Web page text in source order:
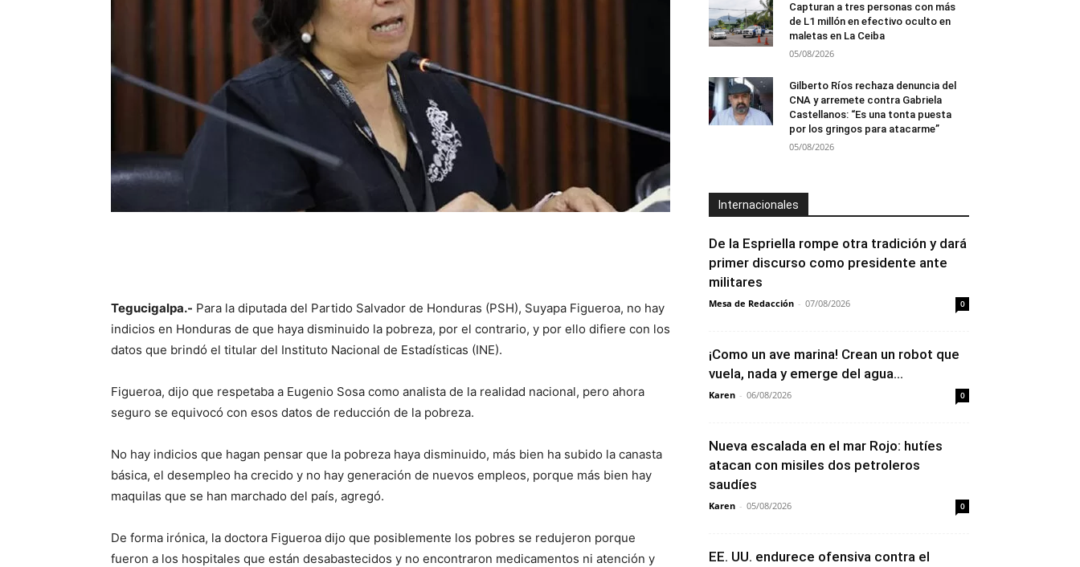
Tegucigalpa.- Para la diputada del Partido Salvador de Honduras (PSH), Suyapa Figueroa, no hay
indicios en Honduras de que haya disminuido la pobreza, por el contrario, y por ello difiere con los
datos que brindó el titular del Instituto Nacional de Estadísticas (INE).
Figueroa, dijo que respetaba a Eugenio Sosa como analista de la realidad nacional, pero ahora
seguro se equivocó con esos datos de reducción de la pobreza.
No hay indicios que hagan pensar que la pobreza haya disminuido, más bien ha subido la canasta
básica, el desempleo ha crecido y no hay generación de nuevos empleos, porque más bien hay
maquilas que se han marchado del país, agregó.
De forma irónica, la doctora Figueroa dijo que posiblemente los pobres se redujeron porque
fueron a los hospitales que están desabastecidos y no encontraron medicamentos ni atención y
Capturan a tres personas con más
de L1 millón en efectivo oculto en
maletas en La Ceiba
05/08/2026
Gilberto Ríos rechaza denuncia del
CNA y arremete contra Gabriela
Castellanos: “Es una tonta puesta
por los gringos para atacarme”
05/08/2026
Internacionales
De la Espriella rompe otra tradición y dará
primer discurso como presidente ante
militares
Mesa de Redacción - 07/08/2026 0
¡Como un ave marina! Crean un robot que
vuela, nada y emerge del agua...
Karen - 06/08/2026 0
Nueva escalada en el mar Rojo: hutíes
atacan con misiles dos petroleros
saudíes
Karen - 05/08/2026 0
EE. UU. endurece ofensiva contra el